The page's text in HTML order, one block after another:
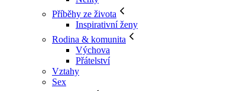
Příběhy ze života
Inspirativní ženy
Rodina & komunita
Výchova
Přátelství
Vztahy
Sex